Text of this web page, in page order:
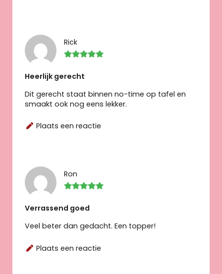
Rick
Heerlijk gerecht
Dit gerecht staat binnen no-time op tafel en
smaakt ook nog eens lekker.
Plaats een reactie
Ron
Verrassend goed
Veel beter dan gedacht. Een topper!
Plaats een reactie